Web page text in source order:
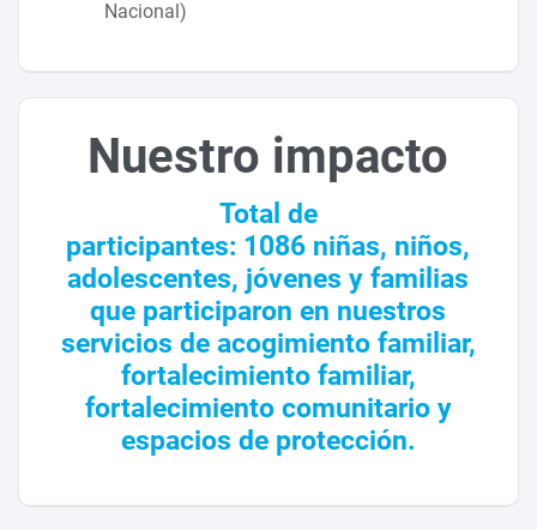
Nacional)
Nuestro impacto
Total de
participantes: 1086 niñas, niños,
adolescentes, jóvenes y familias
que participaron en nuestros
servicios de acogimiento familiar,
fortalecimiento familiar,
fortalecimiento comunitario y
espacios de protección.